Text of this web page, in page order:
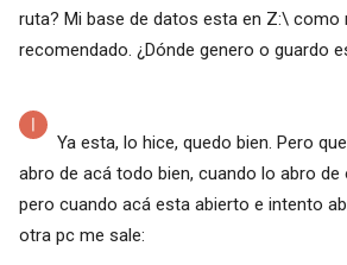
ruta? Mi base de datos esta en Z:\ como
recomendado. ¿Dónde genero o guardo
Ya esta, lo hice, quedo bien. Pero
abro de acá todo bien, cuando lo abro de
pero cuando acá esta abierto e intento
otra pc me sale: